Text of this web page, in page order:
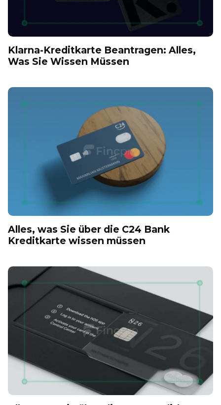
Klarna-Kreditkarte Beantragen: Alles,
Was Sie Wissen Müssen
Alles, was Sie über die C24 Bank
Kreditkarte wissen müssen